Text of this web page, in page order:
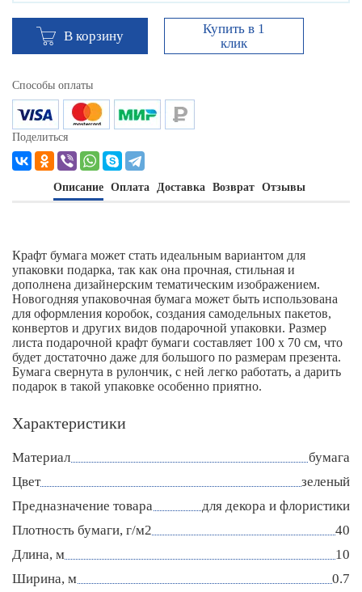
В корзину
Купить в 1
клик
Способы оплаты
Поделиться
Описание Оплата Доставка Возврат Отзывы
Крафт бумага может стать идеальным вариантом для
упаковки подарка, так как она прочная, стильная и
дополнена дизайнерским тематическим изображением.
Новогодняя упаковочная бумага может быть использована
для оформления коробок, создания самодельных пакетов,
конвертов и других видов подарочной упаковки. Размер
листа подарочной крафт бумаги составляет 100 х 70 см, что
будет достаточно даже для большого по размерам презента.
Бумага свернута в рулончик, с ней легко работать, а дарить
подарок в такой упаковке особенно приятно.
Характеристики
Материал
бумага
Цвет
зеленый
Предназначение товара
для декора и флористики
Плотность бумаги, г/м2
40
Длина, м
10
Ширина, м
0.7